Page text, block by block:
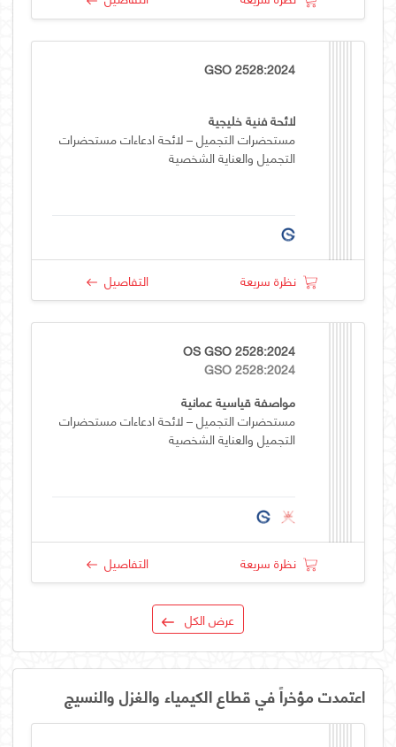
GSO 2528:2024
لائحة فنية خليجية
مستحضرات التجميل – لائحة ادعاءات مستحضرات
التجميل والعناية الشخصية
نظرة سريعة التفاصيل
OS GSO 2528:2024
GSO 2528:2024
مواصفة قياسية عمانية
مستحضرات التجميل – لائحة ادعاءات مستحضرات
التجميل والعناية الشخصية
نظرة سريعة التفاصيل
عرض الكل
اعتمدت مؤخراً في قطاع الكيمياء والغزل والنسيج